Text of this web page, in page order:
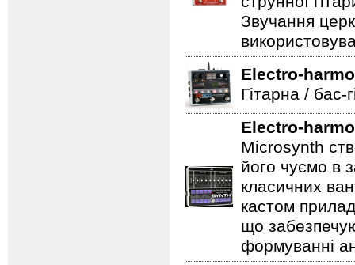
Звучання
Electro-
Гітарна / бас-
Electro-
Microsynth
його чуємо в
класичних
кастом
що
формуванні